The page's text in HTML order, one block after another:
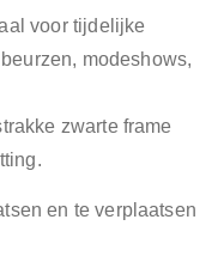
voor tijdelijke
modeshows,
zwarte frame
en te verplaatsen